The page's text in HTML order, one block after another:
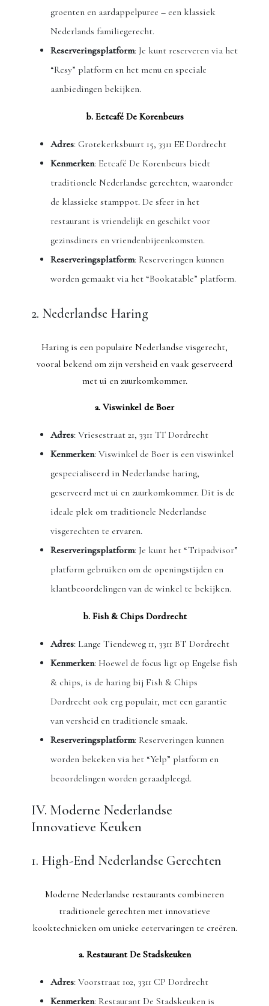
groenten en aardappelpuree – een klassiek
Nederlands familiegerecht.
Reserveringsplatform: Je kunt reserveren via het
“Resy” platform en het menu en speciale
aanbiedingen bekijken.
b. Eetcafé De Korenbeurs
Adres: Grotekerksbuurt 15, 3311 EE Dordrecht
Kenmerken: Eetcafé De Korenbeurs biedt
traditionele Nederlandse gerechten, waaronder
de klassieke stamppot. De sfeer in het
restaurant is vriendelijk en geschikt voor
gezinsdiners en vriendenbijeenkomsten.
Reserveringsplatform: Reserveringen kunnen
worden gemaakt via het “Bookatable” platform.
2. Nederlandse Haring
Haring is een populaire Nederlandse visgerecht,
vooral bekend om zijn versheid en vaak geserveerd
met ui en zuurkomkommer.
a. Viswinkel de Boer
Adres: Vriesestraat 21, 3311 TT Dordrecht
Kenmerken: Viswinkel de Boer is een viswinkel
gespecialiseerd in Nederlandse haring,
geserveerd met ui en zuurkomkommer. Dit is de
ideale plek om traditionele Nederlandse
visgerechten te ervaren.
Reserveringsplatform: Je kunt het “Tripadvisor”
platform gebruiken om de openingstijden en
klantbeoordelingen van de winkel te bekijken.
b. Fish & Chips Dordrecht
Adres: Lange Tiendeweg 11, 3311 BT Dordrecht
Kenmerken: Hoewel de focus ligt op Engelse fish
& chips, is de haring bij Fish & Chips
Dordrecht ook erg populair, met een garantie
van versheid en traditionele smaak.
Reserveringsplatform: Reserveringen kunnen
worden bekeken via het “Yelp” platform en
beoordelingen worden geraadpleegd.
IV. Moderne Nederlandse
Innovatieve Keuken
1. High-End Nederlandse Gerechten
Moderne Nederlandse restaurants combineren
traditionele gerechten met innovatieve
kooktechnieken om unieke eetervaringen te creëren.
a. Restaurant De Stadskeuken
Adres: Voorstraat 102, 3311 CP Dordrecht
Kenmerken: Restaurant De Stadskeuken is